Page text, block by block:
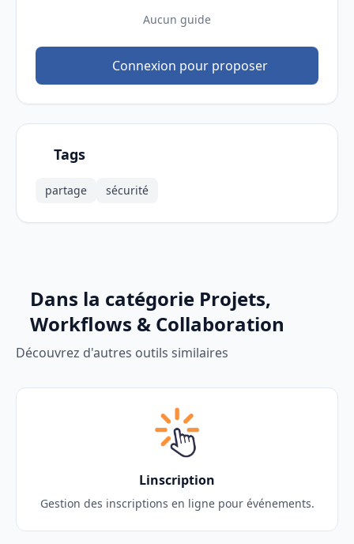
Aucun guide
Connexion pour proposer
Tags
partage sécurité
Dans la catégorie Projets,
Workflows & Collaboration
Découvrez d'autres outils similaires
Linscription
Gestion des inscriptions en ligne pour événements.